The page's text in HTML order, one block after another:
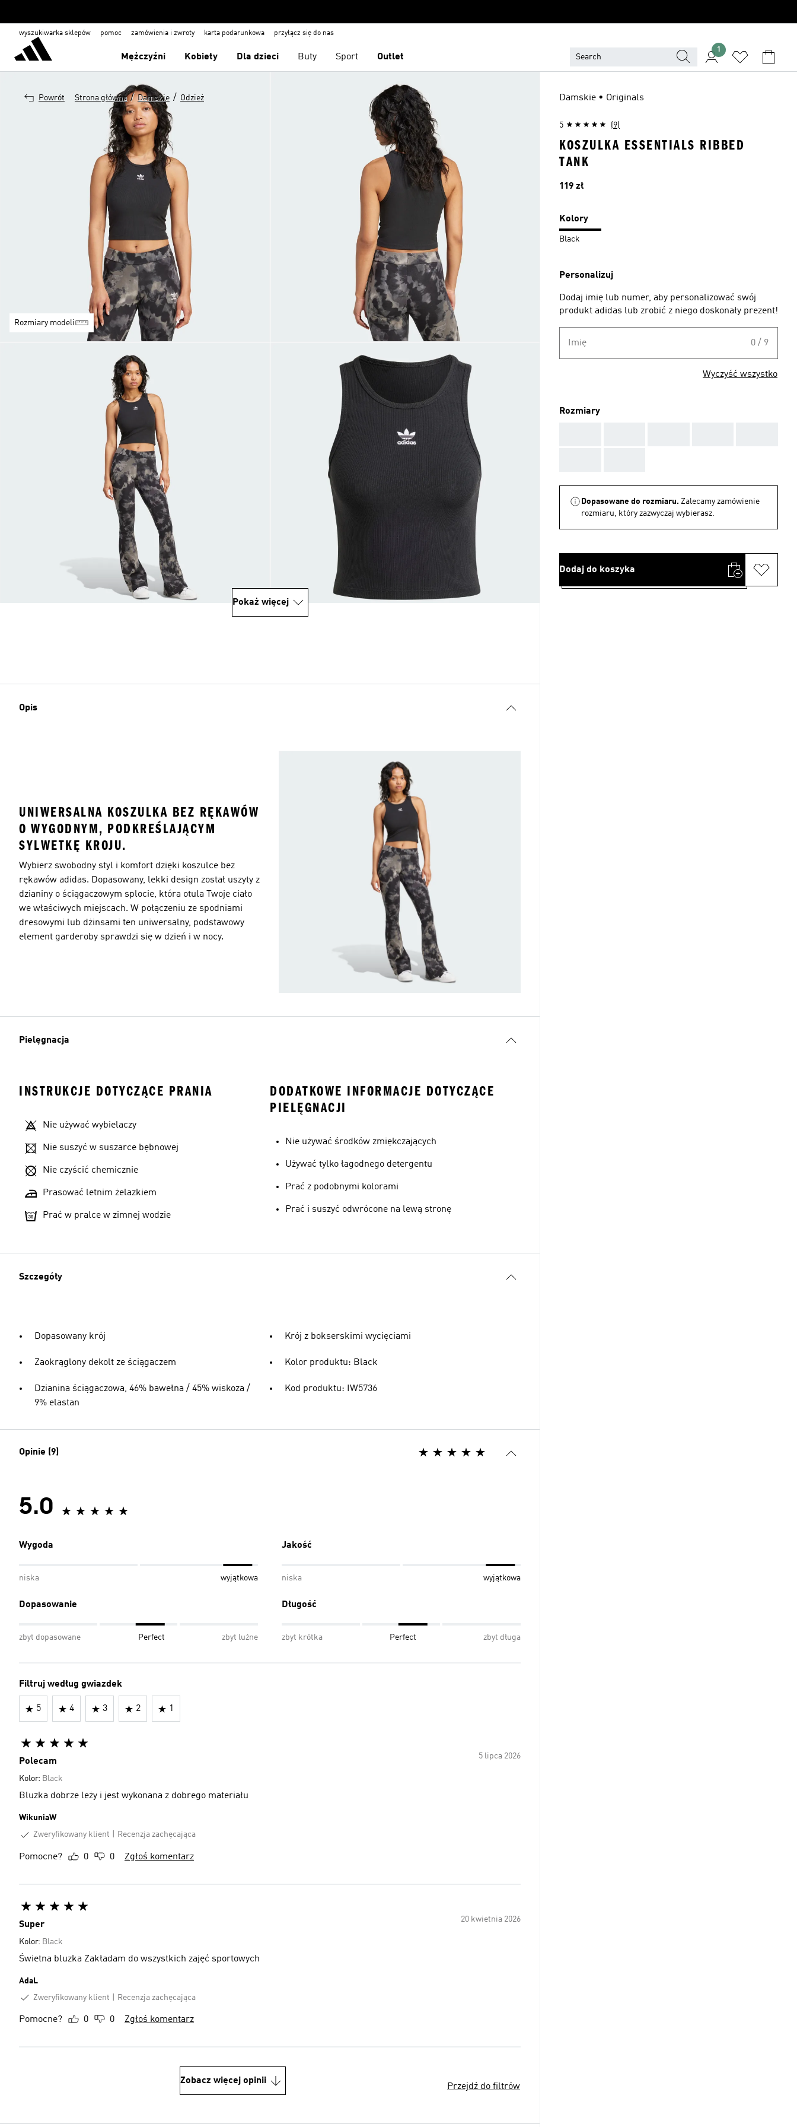
wyszukiwarka sklepów pomoc zamówienia i zwroty karta podarunkowa przyłącz się do nas
Mężczyźni Kobiety Dla dzieci Buty Sport Outlet
1
Powrót Strona główna / Damskie / Odzież
Rozmiary modeli
Pokaż więcej
Opis
UNIWERSALNA KOSZULKA BEZ RĘKAWÓW
O WYGODNYM, PODKREŚLAJĄCYM
SYLWETKĘ KROJU.
Wybierz swobodny styl i komfort dzięki koszulce bez
rękawów adidas. Dopasowany, lekki design został uszyty z
dzianiny o ściągaczowym splocie, która otula Twoje ciało
we właściwych miejscach. W połączeniu ze spodniami
dresowymi lub dżinsami ten uniwersalny, podstawowy
element garderoby sprawdzi się w dzień i w nocy.
Pielęgnacja
INSTRUKCJE DOTYCZĄCE PRANIA
Nie używać wybielaczy
Nie suszyć w suszarce bębnowej
Nie czyścić chemicznie
Prasować letnim żelazkiem
Prać w pralce w zimnej wodzie
DODATKOWE INFORMACJE DOTYCZĄCE
PIELĘGNACJI
Nie używać środków zmiękczających
Używać tylko łagodnego detergentu
Prać z podobnymi kolorami
Prać i suszyć odwrócone na lewą stronę
Szczegóły
Dopasowany krój
Zaokrąglony dekolt ze ściągaczem
Dzianina ściągaczowa, 46% bawełna / 45% wiskoza /
9% elastan
Krój z bokserskimi wycięciami
Kolor produktu: Black
Kod produktu: IW5736
Opinie (9)
5.0
Wygoda
niska wyjątkowa
Jakość
niska wyjątkowa
Dopasowanie
zbyt dopasowane Perfect zbyt luźne
Długość
zbyt krótka Perfect zbyt długa
Filtruj według gwiazdek
5 4 3 2 1
5 lipca 2026
Polecam
Kolor: Black
Bluzka dobrze leży i jest wykonana z dobrego materiału
WikuniaW
Zweryfikowany klient
Recenzja zachęcająca
Pomocne? 0 0 Zgłoś komentarz
20 kwietnia 2026
Super
Kolor: Black
Świetna bluzka Zakładam do wszystkich zajęć sportowych
AdaL
Zweryfikowany klient
Recenzja zachęcająca
Pomocne? 0 0 Zgłoś komentarz
Zobacz więcej opinii
Przejdź do filtrów
Damskie • Originals
5 (9)
KOSZULKA ESSENTIALS RIBBED
TANK
Cena
119 zł
Kolory
Black
Personalizuj
Dodaj imię lub numer, aby personalizować swój
produkt adidas lub zrobić z niego doskonały prezent!
Imię 0 / 9
Wyczyść wszystko
Rozmiary
Dopasowane do rozmiaru. Zalecamy zamówienie
rozmiaru, który zazwyczaj wybierasz.
Dodaj do koszyka